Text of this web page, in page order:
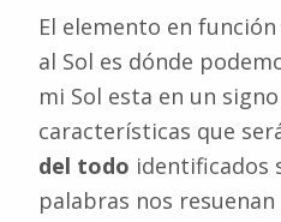
El elemento en función
al Sol es dónde
mi Sol esta en un
características que
del todo identificados
palabras nos